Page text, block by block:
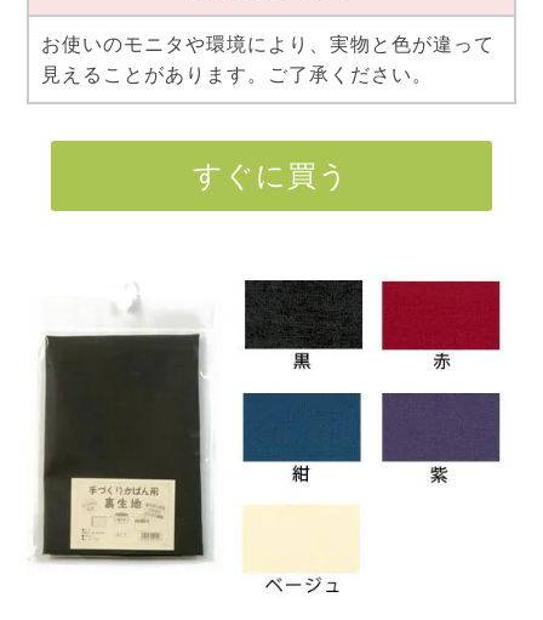
お使いのモニタや環境により、実物と色が違って
見えることがあります。ご了承ください。
すぐに買う